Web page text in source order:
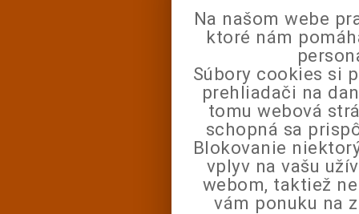
Na našom webe
ktoré nám
Súbory cookies si
prehliadači na
tomu webová
schopná sa
Blokovanie
vplyv na vašu
webom, taktiež
vám ponuku na